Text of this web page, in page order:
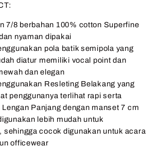
7/8 berbahan 100% cotton Superfine
nyaman dipakai
pola batik semipola yang
diatur memiliki vocal point dan
dan elegan
Resleting Belakang yang
penggunanya terlihat rapi serta
Lengan Panjang dengan manset 7 cm
lebih mudah untuk
sehingga cocok digunakan untuk acara
officewear